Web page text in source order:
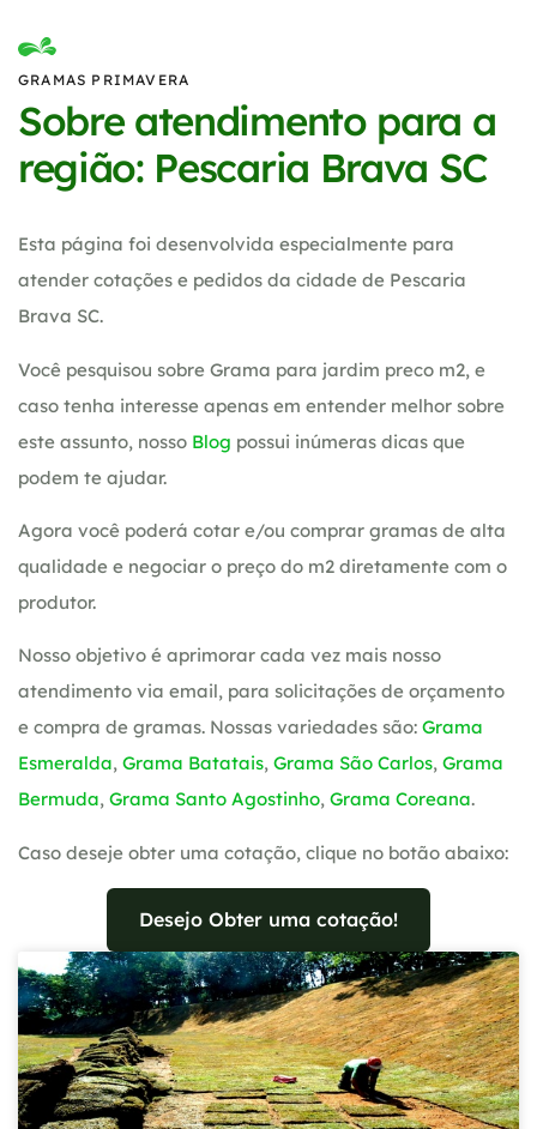
GRAMAS PRIMAVERA
Sobre atendimento para a
região: Pescaria Brava SC
Esta página foi desenvolvida especialmente para
atender cotações e pedidos da cidade de Pescaria
Brava SC.
Você pesquisou sobre Grama para jardim preco m2, e
caso tenha interesse apenas em entender melhor sobre
este assunto, nosso Blog possui inúmeras dicas que
podem te ajudar.
Agora você poderá cotar e/ou comprar gramas de alta
qualidade e negociar o preço do m2 diretamente com o
produtor.
Nosso objetivo é aprimorar cada vez mais nosso
atendimento via email, para solicitações de orçamento
e compra de gramas. Nossas variedades são: Grama
Esmeralda, Grama Batatais, Grama São Carlos, Grama
Bermuda, Grama Santo Agostinho, Grama Coreana.
Caso deseje obter uma cotação, clique no botão abaixo:
Desejo Obter uma cotação!